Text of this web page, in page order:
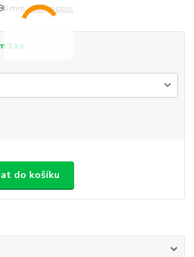
mmcelý popis
1 ks
do košíku